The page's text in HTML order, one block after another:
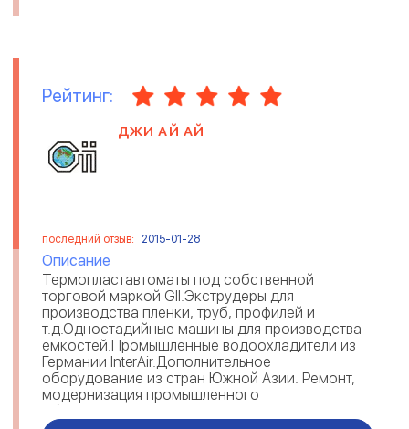
Рейтинг:
ДЖИ АЙ АЙ
последний отзыв: 2015-01-28
Описание
Термопластавтоматы под собственной
торговой маркой GII.Экструдеры для
производства пленки, труб, профилей и
т.д.Одностадийные машины для производства
емкостей.Промышленные водоохладители из
Германии InterAir.Дополнительное
оборудование из стран Южной Азии. Ремонт,
модернизация промышленного
оборудования.Производство пластико...